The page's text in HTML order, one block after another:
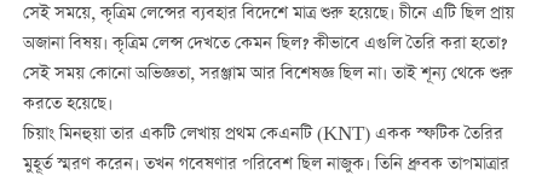
সেই সময়ে, কৃত্রিম লেন্সের ব্যবহার বিদেশে মাত্র শুরু হয়েছে। চীনে এটি ছিল প্রায়
অজানা বিষয়। কৃত্রিম লেন্স দেখতে কেমন ছিল? কীভাবে এগুলি তৈরি করা হতো?
সেই সময় কোনো অভিজ্ঞতা, সরঞ্জাম আর বিশেষজ্ঞ ছিল না। তাই শূন্য থেকে শুরু
করতে হয়েছে।
চিয়াং মিনহুয়া তার একটি লেখায় প্রথম কেএনটি (KNT) একক স্ফটিক তৈরির
মুহূর্ত স্মরণ করেন। তখন গবেষণার পরিবেশ ছিল নাজুক। তিনি ধ্রুবক তাপমাত্রার